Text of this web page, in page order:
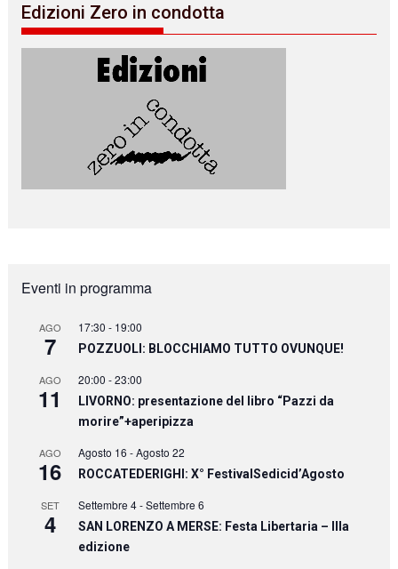
Edizioni Zero in condotta
Eventi in programma
AGO
7
17:30 - 19:00
POZZUOLI: BLOCCHIAMO TUTTO OVUNQUE!
AGO
11
20:00 -23:00
LIVORNO: presentazione del libro “Pazzi da
morire”+aperipizza
AGO
16
Agosto 16 -Agosto 22
ROCCATEDERIGHI: X° FestivalSedicid’Agosto
SET
4
Settembre 4-Settembre 6
SAN LORENZO A MERSE: Festa Libertaria – IIIa
edizione